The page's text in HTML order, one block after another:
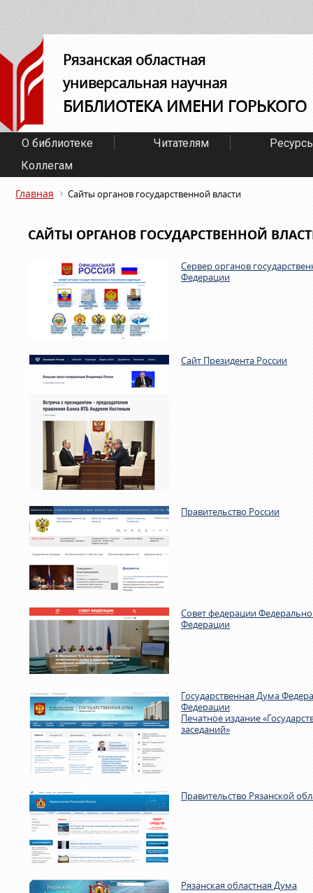
Рязанская областная
универсальная научная
БИБЛИОТЕКА ИМЕНИ ГОРЬКОГО
О библиотеке Читателям
Коллегам
Главная Сайты органов государственной власти
САЙТЫ ОРГАНОВ ГОСУДАРСТВЕННОЙ
Сервер органов
Федерации
Сайт Президента России
Правительство России
Совет федерации
Федерации
Государственная Дума
Федерации
Печатное издание
заседаний»
Правительство Рязанской
Рязанская областная Дума